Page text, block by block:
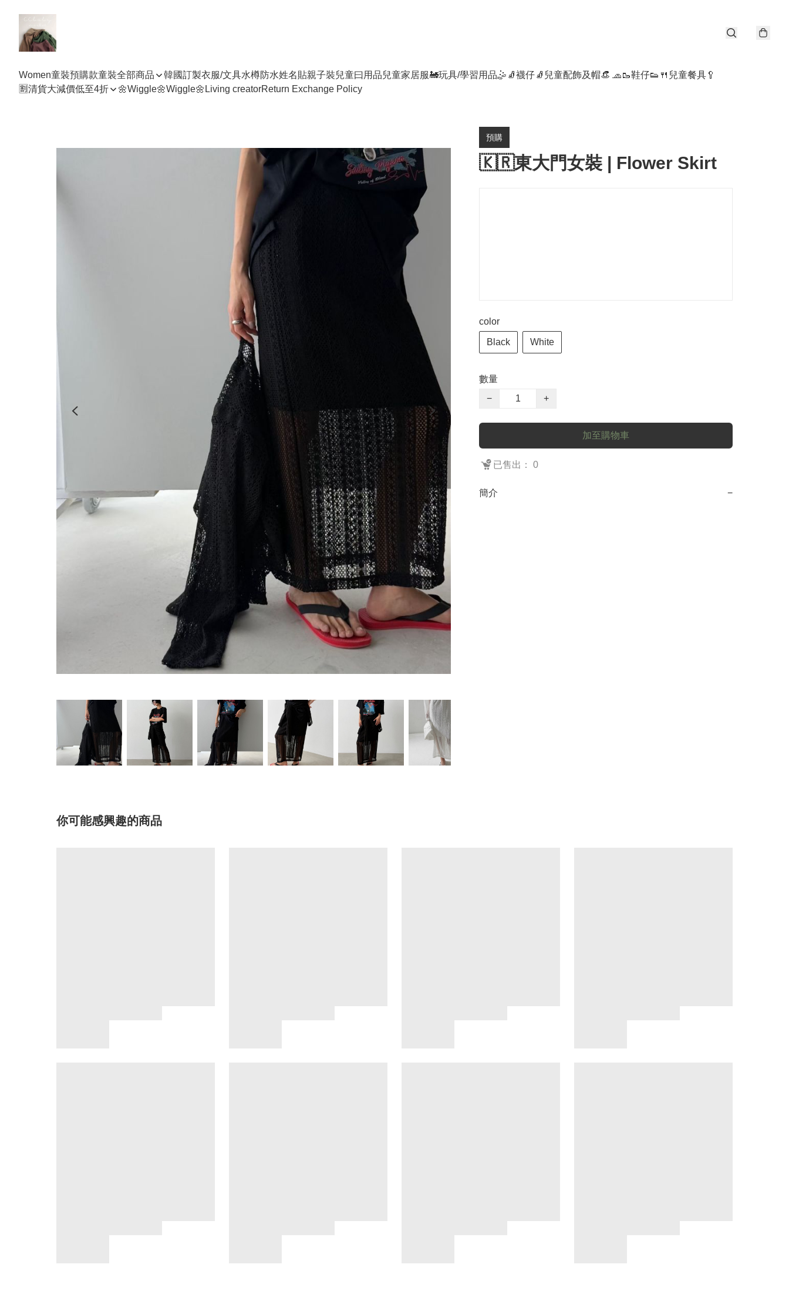
Women童裝預購款童裝全部商品 韓國訂製衣服/文具水樽防水姓名貼親子裝兒童曰用品兒童家居服🚂玩具/學習用品🤹 🧦襪仔🧦 兒童配飾及帽👒 🧢🥾鞋仔👟 🍴兒童餐具🥄
🈹清貨大減價低至4折
🌼Wiggle🌼Wiggle🌼 Living creatorReturn Exchange Policy
預購
🇰🇷東大門女裝 | Flower Skirt
color
Black White
數量
−
+
加至購物車
已售出： 0
簡介 −
你可能感興趣的商品